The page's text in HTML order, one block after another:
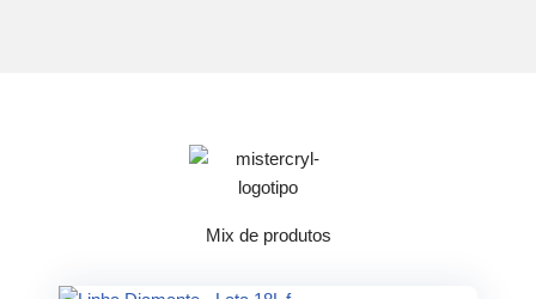
Mix de produtos